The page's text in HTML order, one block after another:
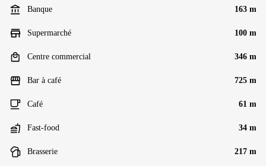
Banque 163 m
Supermarché 100 m
Centre commercial 346 m
Bar à café 725 m
Café 61 m
Fast-food 34 m
Brasserie 217 m